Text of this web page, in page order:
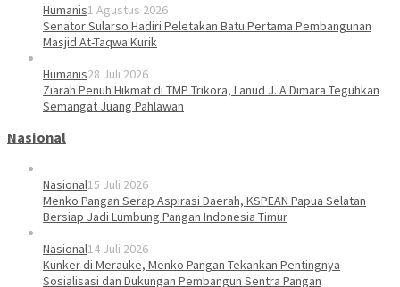
Humanis1 Agustus 2026
Senator Sularso Hadiri Peletakan Batu Pertama Pembangunan
Masjid At-Taqwa Kurik
Humanis28 Juli 2026
Ziarah Penuh Hikmat di TMP Trikora, Lanud J. A Dimara Teguhkan
Semangat Juang Pahlawan
Nasional
Nasional15 Juli 2026
Menko Pangan Serap Aspirasi Daerah, KSPEAN Papua Selatan
Bersiap Jadi Lumbung Pangan Indonesia Timur
Nasional14 Juli 2026
Kunker di Merauke, Menko Pangan Tekankan Pentingnya
Sosialisasi dan Dukungan Pembangun Sentra Pangan